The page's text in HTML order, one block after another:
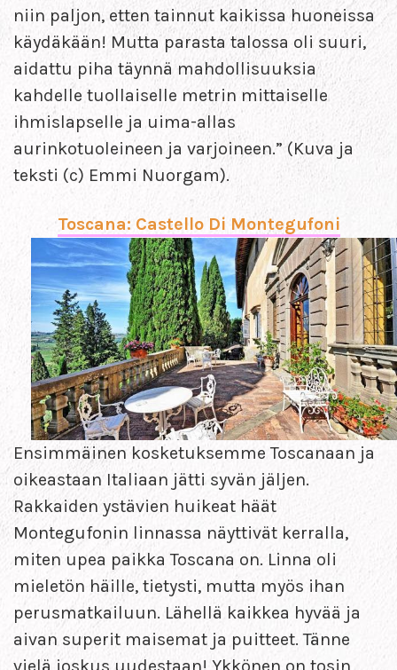
niin paljon, etten tainnut kaikissa huoneissa
käydäkään! Mutta parasta talossa oli suuri,
aidattu piha täynnä mahdollisuuksia
kahdelle tuollaiselle metrin mittaiselle
ihmislapselle ja uima-allas
aurinkotuoleineen ja varjoineen.” (Kuva ja
teksti (c) Emmi Nuorgam).
Toscana: Castello Di Montegufoni
Ensimmäinen kosketuksemme Toscanaan ja
oikeastaan Italiaan jätti syvän jäljen.
Rakkaiden ystävien huikeat häät
Montegufonin linnassa näyttivät kerralla,
miten upea paikka Toscana on. Linna oli
mieletön häille, tietysti, mutta myös ihan
perusmatkailuun. Lähellä kaikkea hyvää ja
aivan superit maisemat ja puitteet. Tänne